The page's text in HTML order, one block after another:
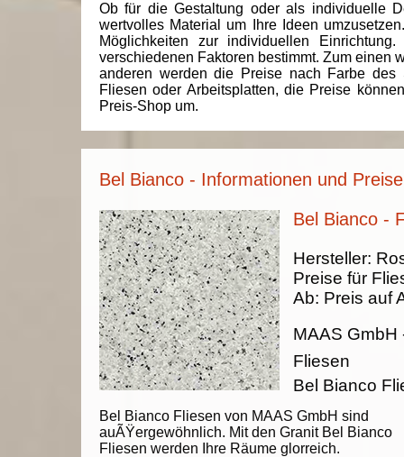
Ob für die Gestaltung oder als individuelle
wertvolles Material um Ihre Ideen
Möglichkeiten zur individuellen
verschiedenen Faktoren bestimmt. Zum einen
anderen werden die Preise nach Farbe des
Fliesen oder Arbeitsplatten, die Preise
Preis-Shop um.
Bel Bianco - Informationen und Preise
Bel Bianco -
Bel Bianco Fliesen von MAAS GmbH sind
auÃŸergewöhnlich. Mit den Granit Bel Bianco
Fliesen werden Ihre Räume glorreich.
Hersteller:
Preise für
Ab: Preis auf
MAAS GmbH
Fliesen
Bel Bianco